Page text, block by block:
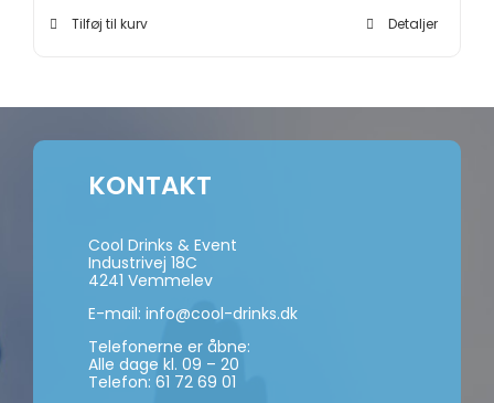
Tilføj til kurv Detaljer
KONTAKT
Cool Drinks & Event
Industrivej 18C
4241 Vemmelev
E-mail: info@cool-drinks.dk
Telefonerne er åbne:
Alle dage kl. 09 – 20
Telefon: 61 72 69 01